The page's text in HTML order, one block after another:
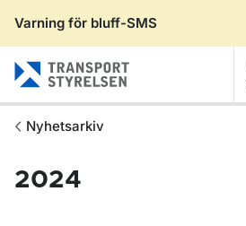
Varning för bluff-SMS
Nyhetsarkiv
2024